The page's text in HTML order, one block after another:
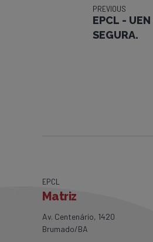
PREVIOUS
EPCL -
SEGURA.
EPCL
Matriz
Av. Centenário, 1420
Brumado/BA